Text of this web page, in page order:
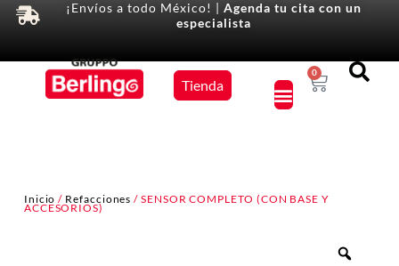
¡Envíos a todo México! | Agenda tu cita con un
especialista
Tienda
0
Inicio / Refacciones / SENSOR COMPLETO (CON BASE Y
ACCESORIOS)